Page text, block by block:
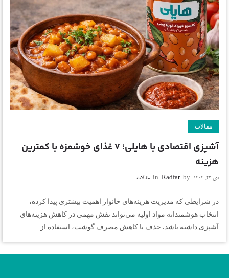
مقالات
آشپزی اقتصادی با هایلی؛ ۷ غذای خوشمزه با کمترین
هزینه
دی ۲۳, ۱۴۰۴ by
Radfar
in مقالات
در شرایطی که مدیریت هزینه‌های خانوار اهمیت بیشتری پیدا کرده،
انتخاب هوشمندانه مواد اولیه می‌تواند نقش مهمی در کاهش هزینه‌های
آشپزی داشته باشد. حذف یا کاهش مصرف گوشت، استفاده از